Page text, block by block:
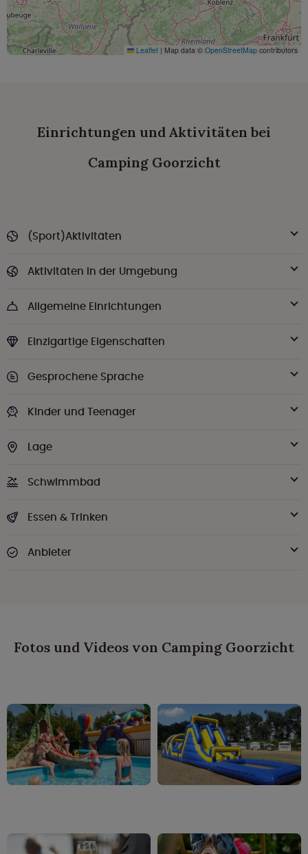
Leaflet | Map data © OpenStreetMap contributors
Einrichtungen und Aktivitäten bei
Camping Goorzicht
(Sport)Aktivitäten
Aktivitäten in der Umgebung
Allgemeine Einrichtungen
Einzigartige Eigenschaften
Gesprochene Sprache
Kinder und Teenager
Lage
Schwimmbad
Essen & Trinken
Anbieter
Fotos und Videos von Camping Goorzicht